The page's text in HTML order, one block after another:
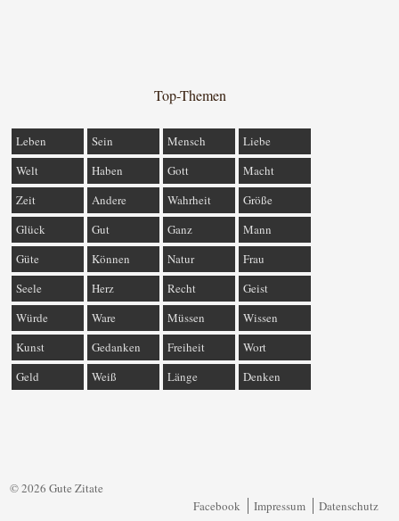
Top-Themen
Leben Sein Mensch
Liebe
Welt
Haben Gott
Macht
Zeit
Andere Wahrheit
Größe
Glück
Gut Ganz
Mann
Güte
Können Natur
Frau
Seele
Herz Recht
Geist
Würde
Ware Müssen
Wissen
Kunst
Gedanken Freiheit
Wort
Geld
Weiß Länge Denken
© 2026 Gute Zitate
Facebook
Impressum Datenschutz